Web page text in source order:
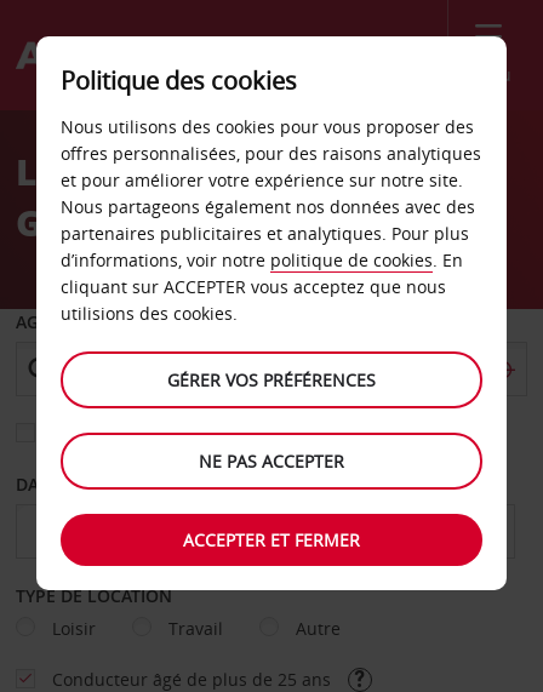
Menu
Welcome
AvisLocation de voiture Avis
Guayaquil
AGENCE DE DÉPART
Sélectionnez une autre agence de retour
DATE DE DÉPART DATE DE RETOUR
TYPE DE LOCATION
Loisir
Travail Autre
Conducteur âgé de plus de 25 ans
Politique des cookies
Nous utilisons des cookies pour vous proposer des
offres personnalisées, pour des raisons analytiques
et pour améliorer votre expérience sur notre site.
Nous partageons également nos données avec des
partenaires publicitaires et analytiques. Pour plus
d’informations, voir notre politique de cookies. En
cliquant sur ACCEPTER vous acceptez que nous
utilisions des cookies.
GÉRER VOS PRÉFÉRENCES
NE PAS ACCEPTER
ACCEPTER ET FERMER